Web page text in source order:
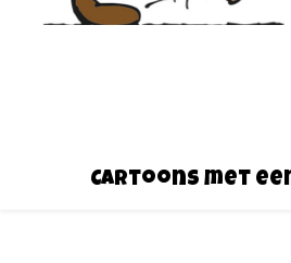
Cartoons met